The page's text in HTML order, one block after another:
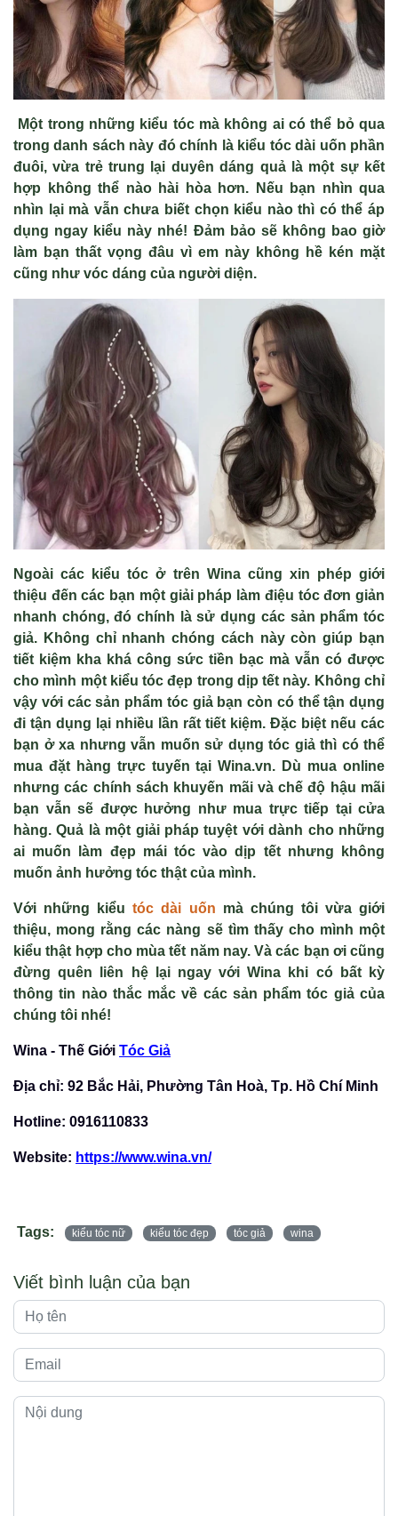
Một trong những kiểu tóc mà không ai có thể bỏ qua
trong danh sách này đó chính là kiểu tóc dài uốn phần
đuôi, vừa trẻ trung lại duyên dáng quả là một sự kết
hợp không thể nào hài hòa hơn. Nếu bạn nhìn qua
nhìn lại mà vẫn chưa biết chọn kiểu nào thì có thể áp
dụng ngay kiểu này nhé! Đảm bảo sẽ không bao giờ
làm bạn thất vọng đâu vì em này không hề kén mặt
cũng như vóc dáng của người diện.
Ngoài các kiểu tóc ở trên Wina cũng xin phép giới
thiệu đến các bạn một giải pháp làm điệu tóc đơn giản
nhanh chóng, đó chính là sử dụng các sản phẩm tóc
giả. Không chỉ nhanh chóng cách này còn giúp bạn
tiết kiệm kha khá công sức tiền bạc mà vẫn có được
cho mình một kiểu tóc đẹp trong dịp tết này. Không chỉ
vậy với các sản phẩm tóc giả bạn còn có thể tận dụng
đi tận dụng lại nhiều lần rất tiết kiệm. Đặc biệt nếu các
bạn ở xa nhưng vẫn muốn sử dụng tóc giả thì có thể
mua đặt hàng trực tuyến tại Wina.vn. Dù mua online
nhưng các chính sách khuyến mãi và chế độ hậu mãi
bạn vẫn sẽ được hưởng như mua trực tiếp tại cửa
hàng. Quả là một giải pháp tuyệt với dành cho những
ai muốn làm đẹp mái tóc vào dịp tết nhưng không
muốn ảnh hưởng tóc thật của mình.
Với những kiểutóc dài uốn mà chúng tôi vừa giới
thiệu, mong rằng các nàng sẽ tìm thấy cho mình một
kiểu thật hợp cho mùa tết năm nay. Và các bạn ơi cũng
đừng quên liên hệ lại ngay với Wina khi có bất kỳ
thông tin nào thắc mắc về các sản phẩm tóc giả của
chúng tôi nhé!
Wina - Thế Giới Tóc Giả
Địa chỉ: 92 Bắc Hải, Phường Tân Hoà, Tp. Hồ Chí Minh
Hotline: 0916110833
Website: https://www.wina.vn/
Tags: kiểu tóc nữ kiểu tóc đẹp tóc giả wina
Viết bình luận của bạn